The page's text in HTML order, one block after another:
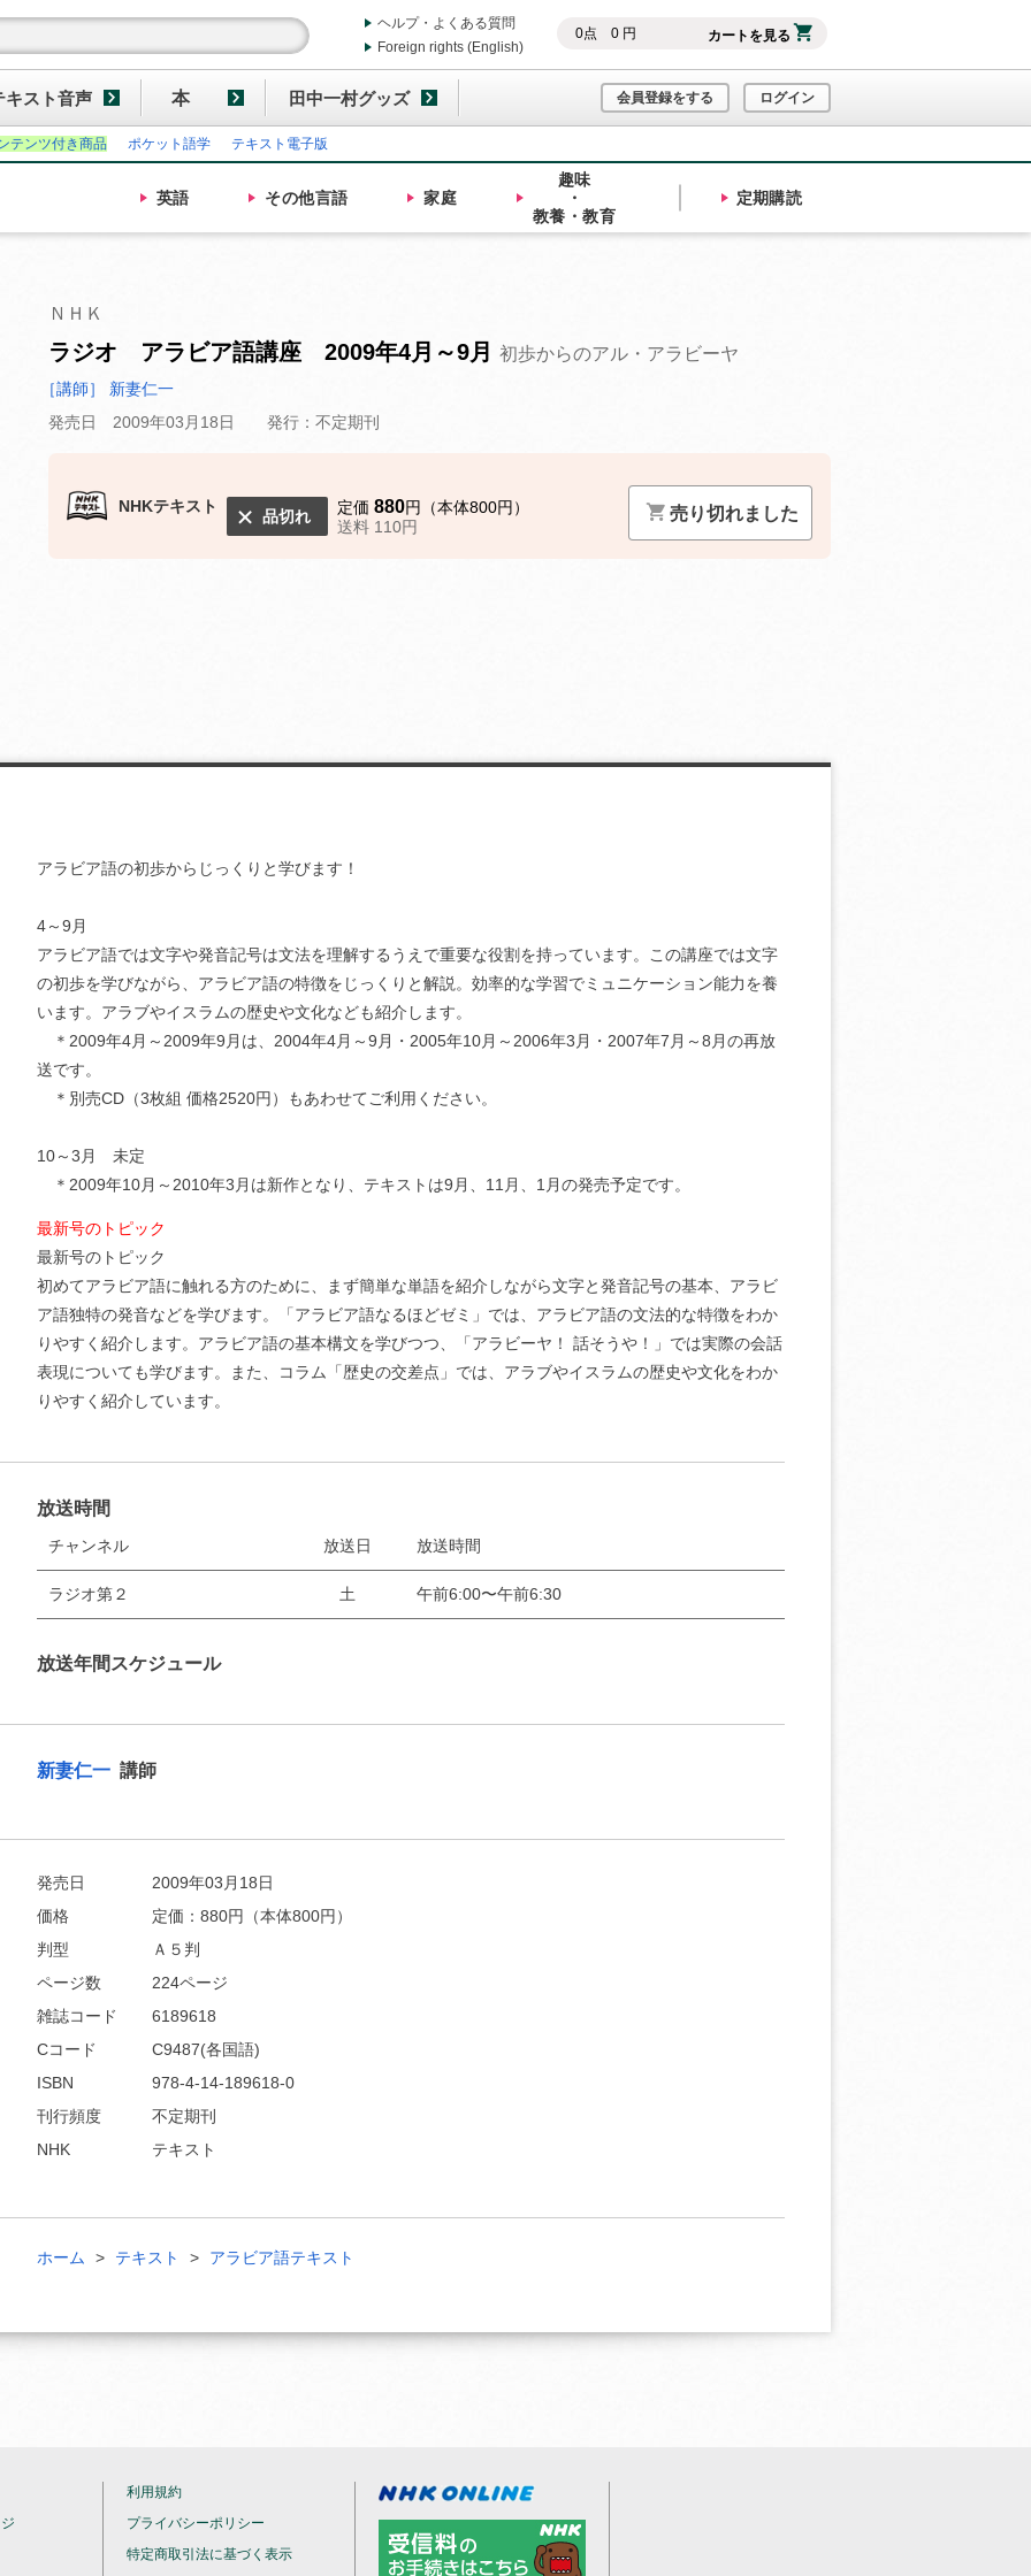
0点 0円 カートを見る
ヘルプ・よくある質問
Foreign rights (English)
キスト音声 本 田中一村グッズ 会員登録をする ログイン
テンツ付き商品 ポケット語学 テキスト電子版
英語 その他言語 家庭
趣味
・
教養・教育
定期購読
お支払いに進む
他にも商品を買う
ＮＨＫ
ラジオ アラビア語講座 2009年4月～9月 初歩からのアル・アラビーヤ
［講師］ 新妻仁一
発売日 2009年03月18日
発行：不定期刊
NHKテキスト
品切れ 定価 880円（本体800円）
送料 110円
売り切れました
アラビア語の初歩からじっくりと学びます！
4～9月
アラビア語では文字や発音記号は文法を理解するうえで重要な役割を持っています。この講座では文字
の初歩を学びながら、アラビア語の特徴をじっくりと解説。効率的な学習でミュニケーション能力を養
います。アラブやイスラムの歴史や文化なども紹介します。
＊2009年4月～2009年9月は、2004年4月～9月・2005年10月～2006年3月・2007年7月～8月の再放
送です。
＊別売CD（3枚組 価格2520円）もあわせてご利用ください。
10～3月 未定
＊2009年10月～2010年3月は新作となり、テキストは9月、11月、1月の発売予定です。
最新号のトピック
最新号のトピック
初めてアラビア語に触れる方のために、まず簡単な単語を紹介しながら文字と発音記号の基本、アラビ
ア語独特の発音などを学びます。「アラビア語なるほどゼミ」では、アラビア語の文法的な特徴をわか
りやすく紹介します。アラビア語の基本構文を学びつつ、「アラビーヤ！ 話そうや！」では実際の会話
表現についても学びます。また、コラム「歴史の交差点」では、アラブやイスラムの歴史や文化をわか
りやすく紹介しています。
放送時間
チャンネル 放送日 放送時間
ラジオ第２ 土 午前6:00〜午前6:30
放送年間スケジュール
新妻仁一 講師
発売日
2009年03月18日
価格
定価： 880円（本体800円）
判型
Ａ５判
ページ数
224ページ
雑誌コード
6189618
Cコード
C9487(各国語)
ISBN
978-4-14-189618-0
刊行頻度
不定期刊
NHK
テキスト
ホーム テキスト アラビア語テキスト
利用規約
プライバシーポリシー
特定商取引法に基づく表示